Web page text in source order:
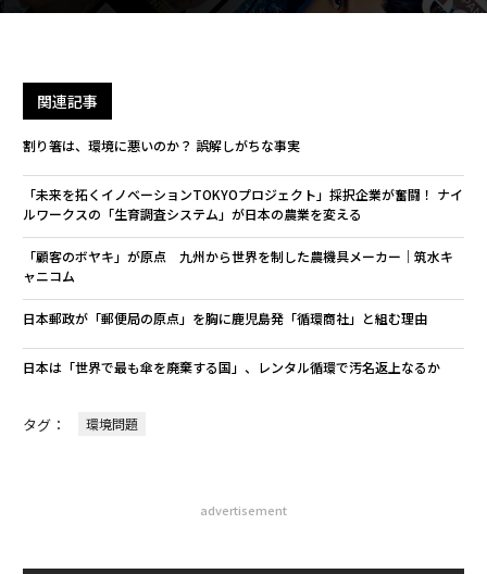
関連記事
割り箸は、環境に悪いのか？ 誤解しがちな事実
「未来を拓くイノベーションTOKYOプロジェクト」採択企業が奮闘！ ナイ
ルワークスの「生育調査システム」が日本の農業を変える
「顧客のボヤキ」が原点 九州から世界を制した農機具メーカー｜筑水キ
ャニコム
日本郵政が「郵便局の原点」を胸に鹿児島発「循環商社」と組む理由
日本は「世界で最も傘を廃棄する国」、レンタル循環で汚名返上なるか
タグ： 環境問題
advertisement